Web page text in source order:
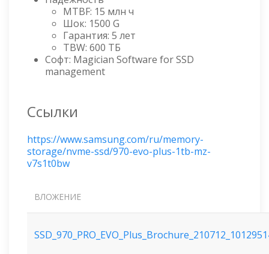
MTBF: 15 млн ч
Шок: 1500 G
Гарантия: 5 лет
TBW: 600 ТБ
Софт: Magician Software for SSD
management
Ссылки
https://www.samsung.com/ru/memory-
storage/nvme-ssd/970-evo-plus-1tb-mz-
v7s1t0bw
ВЛОЖЕНИЕ